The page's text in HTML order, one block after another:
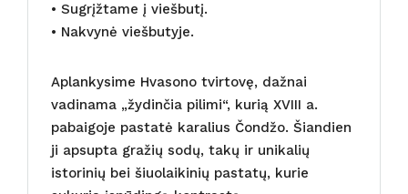
• Sugrįžtame į viešbutį.
• Nakvynė viešbutyje.
Aplankysime Hvasono tvirtovę, dažnai
vadinama „žydinčia pilimi“, kurią XVIII a.
pabaigoje pastatė karalius Čondžo. Šiandien
ji apsupta gražių sodų, takų ir unikalių
istorinių bei šiuolaikinių pastatų, kurie